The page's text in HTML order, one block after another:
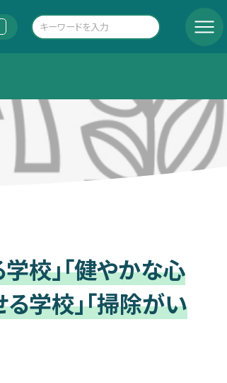
校」「健やかな心
学校」「掃除がい